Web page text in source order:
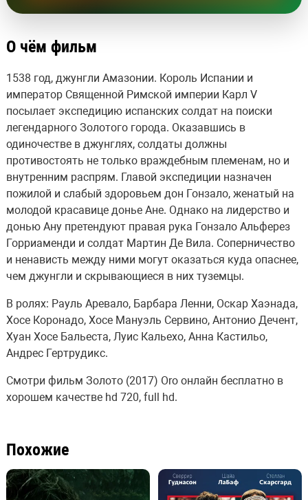
О чём фильм
1538 год, джунгли Амазонии. Король Испании и
император Священной Римской империи Карл V
посылает экспедицию испанских солдат на поиски
легендарного Золотого города. Оказавшись в
одиночестве в джунглях, солдаты должны
противостоять не только враждебным племенам, но и
внутренним распрям. Главой экспедиции назначен
пожилой и слабый здоровьем дон Гонзало, женатый на
молодой красавице донье Ане. Однако на лидерство и
донью Ану претендуют правая рука Гонзало Альферез
Горриаменди и солдат Мартин Де Вила. Соперничество
и ненависть между ними могут оказаться куда опаснее,
чем джунгли и скрывающиеся в них туземцы.
В ролях: Рауль Аревало, Барбара Ленни, Оскар Хаэнада,
Хосе Коронадо, Хосе Мануэль Сервино, Антонио Дечент,
Хуан Хосе Бальеста, Луис Кальехо, Анна Кастильо,
Андрес Гертрудикс.
Смотри фильм Золото (2017) Oro онлайн бесплатно в
хорошем качестве hd 720, full hd.
Похожие